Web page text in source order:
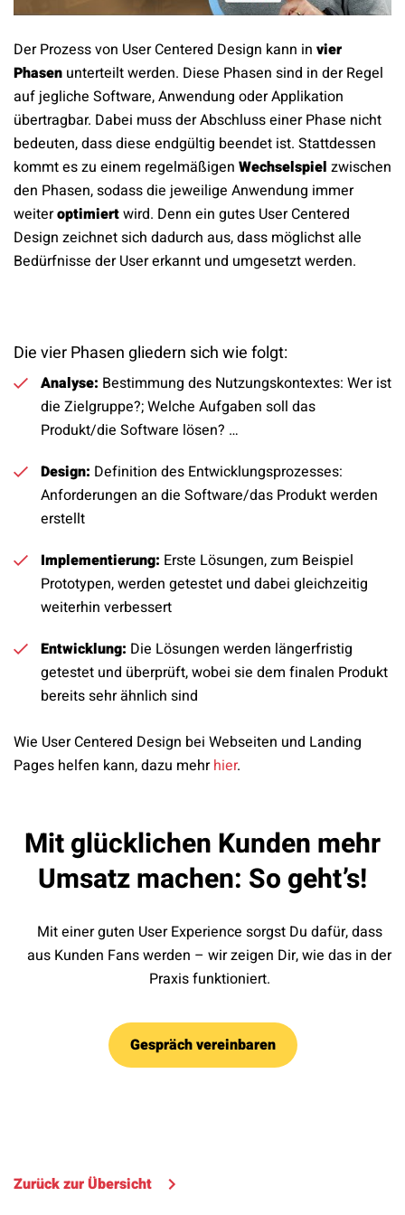
Der Prozess von User Centered Design kann in vier
Phasen unterteilt werden. Diese Phasen sind in der Regel
auf jegliche Software, Anwendung oder Applikation
übertragbar. Dabei muss der Abschluss einer Phase nicht
bedeuten, dass diese endgültig beendet ist. Stattdessen
kommt es zu einem regelmäßigen Wechselspiel zwischen
den Phasen, sodass die jeweilige Anwendung immer
weiteroptimiertwird. Denn ein gutes User Centered
Design zeichnet sich dadurch aus, dass möglichst alle
Bedürfnisse der User erkannt und umgesetzt werden.
Die vier Phasen gliedern sich wie folgt:
Analyse: Bestimmung des Nutzungskontextes: Wer ist
die Zielgruppe?; Welche Aufgaben soll das
Produkt/die Software lösen? …
Design: Definition des Entwicklungsprozesses:
Anforderungen an die Software/das Produkt werden
erstellt
Implementierung: Erste Lösungen, zum Beispiel
Prototypen, werden getestet und dabei gleichzeitig
weiterhin verbessert
Entwicklung: Die Lösungen werden längerfristig
getestet und überprüft, wobei sie dem finalen Produkt
bereits sehr ähnlich sind
Wie User Centered Design bei Webseiten und Landing
Pages helfen kann, dazu mehrhier.
Mit glücklichen Kunden mehr
Umsatz machen: So geht’s!
Mit einer guten User Experience sorgst Du dafür, dass
aus Kunden Fans werden – wir zeigen Dir, wie das in der
Praxis funktioniert.
Gespräch vereinbaren
Zurück zur Übersicht